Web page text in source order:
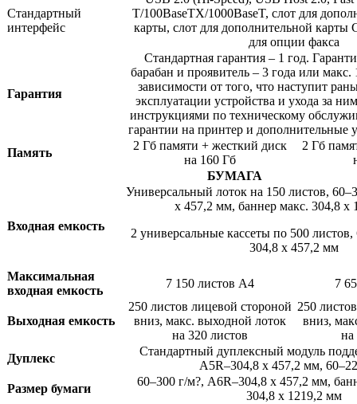
Стандартный
интерфейс
T/100BaseTX/1000BaseT, слот для
карты, слот для дополнительной карты
для опции факса
Гарантия
Стандартная гарантия – 1 год.
барабан и проявитель – 3 года или макс.
зависимости от того, что наступит
эксплуатации устройства и ухода за
инструкциями по техническому
гарантии на принтер и дополнительные
Память
2 Гб памяти + жесткий диск
на 160 Гб
2 Гб
БУМАГА
Входная емкость
Универсальный лоток на 150 листов,
x 457,2 мм, баннер макс. 304,8 x
2 универсальные кассеты по 500
304,8 x 457,2 мм
Максимальная
входная емкость
7 150 листов A4 7
Выходная емкость
250 листов лицевой стороной
вниз, макс. выходной лоток
на 320 листов
250
вниз,
на
Дуплекс
Стандартный дуплексный модуль
A5R–304,8 x 457,2 мм,
Размер бумаги
60–300 г/м?, A6R–304,8 x 457,2 мм,
304,8 x 1219,2 мм